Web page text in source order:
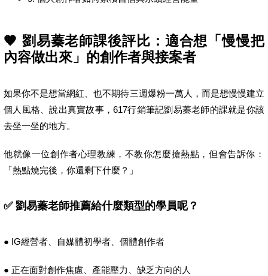
🧡 劉易蓁老師課後評比：適合想「慢慢把
內容做出來」的創作者與接案者
如果你不是想當網紅、也不期待三週爆粉一萬人，而是想慢慢建立
個人風格、說出真實故事，617行銷筆記劉易蓁老師的課就是你該
去坐一坐的地方。
他就像一位創作者心理教練，不教你怎麼搶熱點，但會告訴你：
「熱點燒完後，你還剩下什麼？」
✅ 劉易蓁老師推薦給什麼類型的學員呢？
● IG經營者、自媒體初學者、個體創作者
● 正在面對創作焦慮、產能壓力、缺乏方向的人